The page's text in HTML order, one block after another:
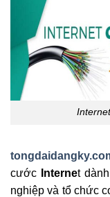
cước
Internet
nghiệp và tổ chức